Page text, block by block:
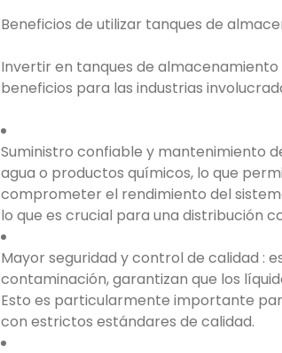
Beneficios de utilizar tanques de
Invertir en tanques de
beneficios para las industrias
Suministro confiable y mantenimiento
agua o productos químicos, lo que
comprometer el rendimiento del
lo que es crucial para una distribución
Mayor seguridad y control de calidad :
contaminación, garantizan que los
Esto es particularmente importante
con estrictos estándares de calidad.